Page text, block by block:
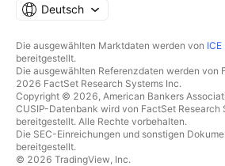
Deutsch
Die ausgewählten Marktdaten werden von
bereitgestellt.
Die ausgewählten Referenzdaten werden von
2026 FactSet Research Systems Inc.
Copyright © 2026, American Bankers
CUSIP-Datenbank wird von FactSet Research
bereitgestellt. Alle Rechte vorbehalten.
Die SEC-Einreichungen und sonstigen
bereitgestellt.
© 2026 TradingView, Inc.